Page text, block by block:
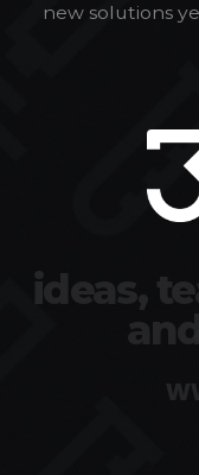
new solutions
ideas,